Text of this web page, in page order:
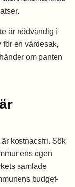
är nödvändig i
för en värdesak,
om panten
kostnadsfri. Sök
egen
samlade
budget-